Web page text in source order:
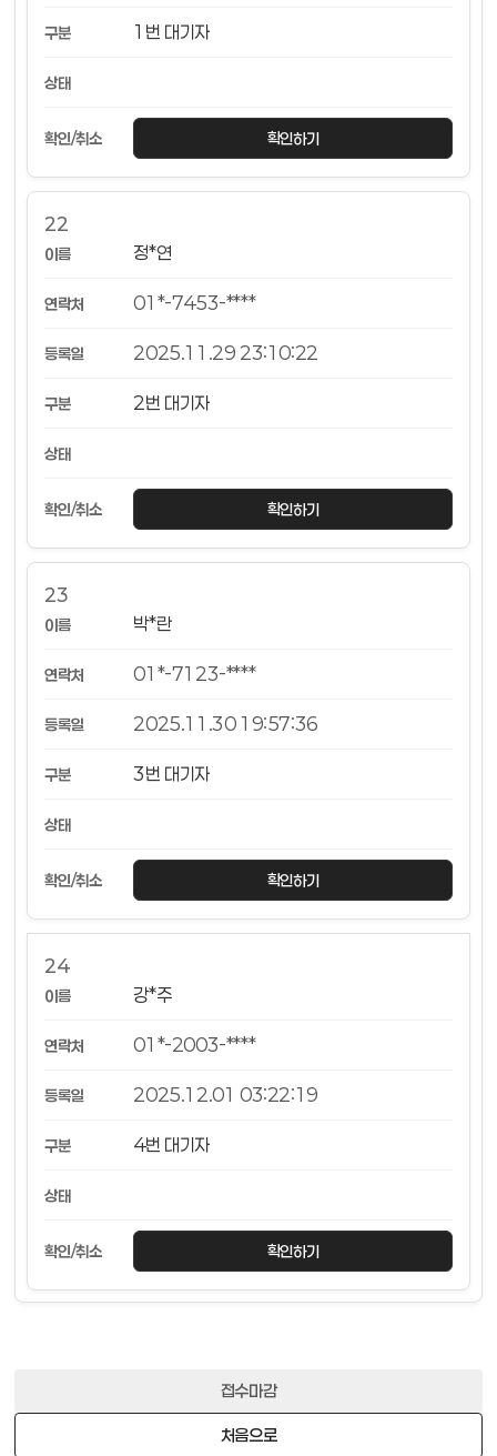
1번 대기자
확인하기
22
정*연
01*-7453-****
2025.11.29 23:10:22
2번 대기자
확인하기
23
박*란
01*-7123-****
2025.11.30 19:57:36
3번 대기자
확인하기
24
강*주
01*-2003-****
2025.12.01 03:22:19
4번 대기자
확인하기
접수마감
처음으로